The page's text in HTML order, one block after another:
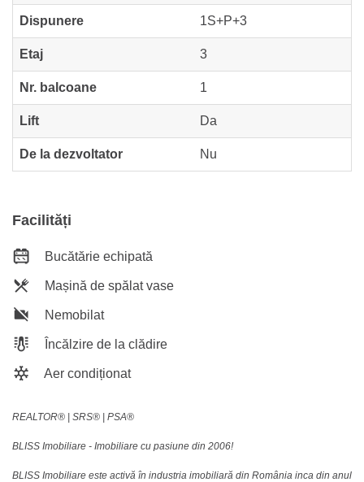
Dispunere 1S+P+3
Etaj 3
Nr. balcoane 1
Lift Da
De la dezvoltator Nu
Facilități
Bucătărie echipată
Mașină de spălat vase
Nemobilat
Încălzire de la clădire
Aer condiționat
REALTOR®️ | SRS®️ | PSA®️
BLISS Imobiliare - Imobiliare cu pasiune din 2006!
BLISS Imobiliare este activă în industria imobiliară din România inca din anul